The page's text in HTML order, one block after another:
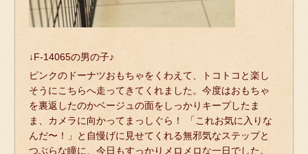
↓F-14065の男の子♪
ピンクのドーナツおもちゃをくわえて、トコトコと楽し
そうにこちらへ走ってきてくれました。今度はおもちゃ
を裏返したのかベージュの面をしっかりキープしたま
ま、カメラに向かってまっしぐら！ 「これお気に入りな
んだ〜！」と自慢げに見せてくれる無邪気なステップと
つぶらな瞳に、今日もすっかりメロメロな一日でした。